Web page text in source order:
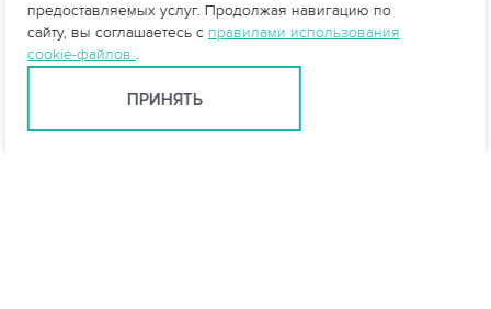
предоставляемых услуг. Продолжая навигацию по
сайту, вы соглашаетесь с правилами использования
cookie-файлов .
ПРИНЯТЬ